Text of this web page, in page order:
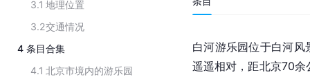
3.1 地理位置
3.2交通情况
4 条目合集
4.1 北京市境内的游乐园
白河游乐园位于白河
遥遥相对，距北京70余